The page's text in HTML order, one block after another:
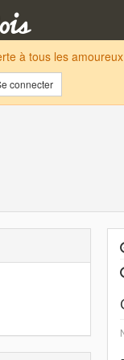
à tous les
connecter